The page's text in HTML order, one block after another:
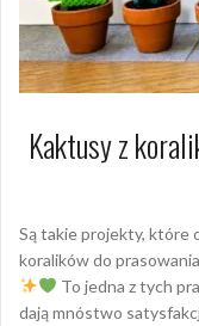
Kaktusy z
Są takie projekty, które
koralików do
To jedna z tych
dają mnóstwo